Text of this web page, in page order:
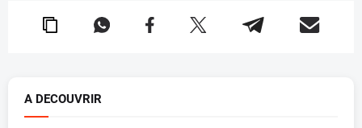
A DECOUVRIR